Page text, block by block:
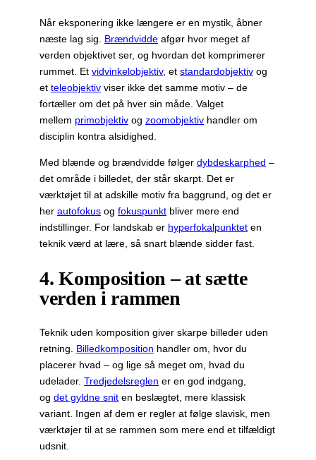
Når eksponering ikke længere er en mystik, åbner
næste lag sig. Brændvidde afgør hvor meget af
verden objektivet ser, og hvordan det komprimerer
rummet. Et vidvinkelobjektiv, et standardobjektiv og
et teleobjektiv viser ikke det samme motiv – de
fortæller om det på hver sin måde. Valget
mellem primobjektiv og zoomobjektiv handler om
disciplin kontra alsidighed.
Med blænde og brændvidde følger dybdeskarphed –
det område i billedet, der står skarpt. Det er
værktøjet til at adskille motiv fra baggrund, og det er
her autofokus og fokuspunkt bliver mere end
indstillinger. For landskab er hyperfokalpunktet en
teknik værd at lære, så snart blænde sidder fast.
4. Komposition – at sætte
verden i rammen
Teknik uden komposition giver skarpe billeder uden
retning. Billedkomposition handler om, hvor du
placerer hvad – og lige så meget om, hvad du
udelader. Tredjedelsreglen er en god indgang,
og det gyldne snit en beslægtet, mere klassisk
variant. Ingen af dem er regler at følge slavisk, men
værktøjer til at se rammen som mere end et tilfældigt
udsnit.